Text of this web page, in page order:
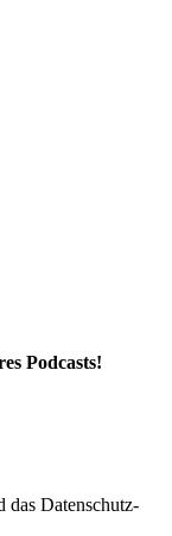
Podcasts!
das Datenschutz-